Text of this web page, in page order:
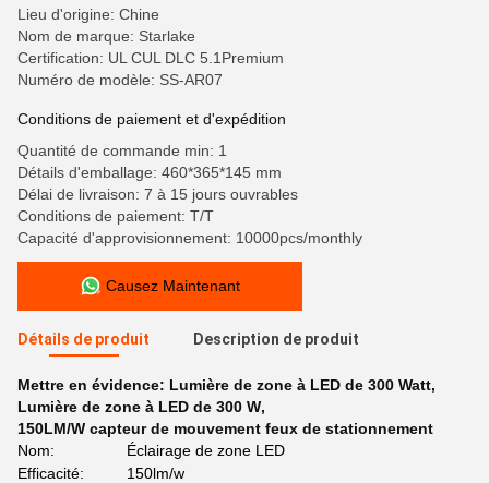
Lieu d'origine: Chine
Nom de marque: Starlake
Certification: UL CUL DLC 5.1Premium
Numéro de modèle: SS-AR07
Conditions de paiement et d'expédition
Quantité de commande min: 1
Détails d'emballage: 460*365*145 mm
Délai de livraison: 7 à 15 jours ouvrables
Conditions de paiement: T/T
Capacité d'approvisionnement: 10000pcs/monthly
Causez Maintenant
Détails de produit Description de produit
Mettre en évidence: Lumière de zone à LED de 300 Watt,
Lumière de zone à LED de 300 W,
150LM/W capteur de mouvement feux de stationnement
Nom:
Éclairage de zone LED
Efficacité:
150lm/w